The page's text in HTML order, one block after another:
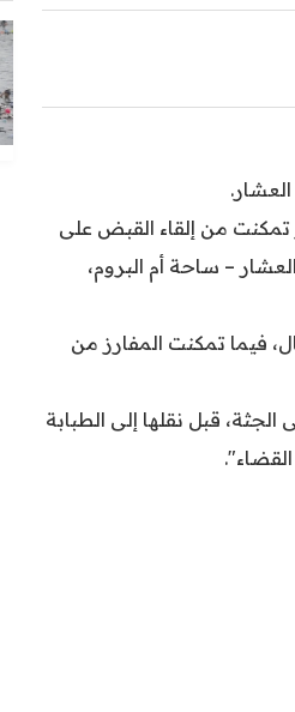
تمكنت من إلقاء القبض على
– ساحة أم البروم،
فيما تمكنت المفارز من
قبل نقلها إلى الطبابة